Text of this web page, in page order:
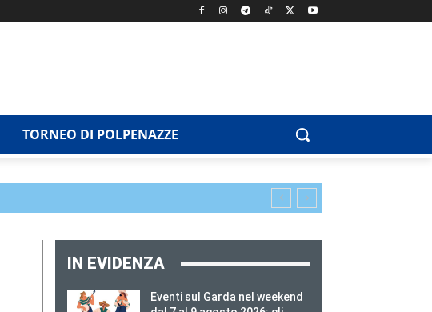
TORNEO DI POLPENAZZE
IN EVIDENZA
Eventi sul Garda nel weekend